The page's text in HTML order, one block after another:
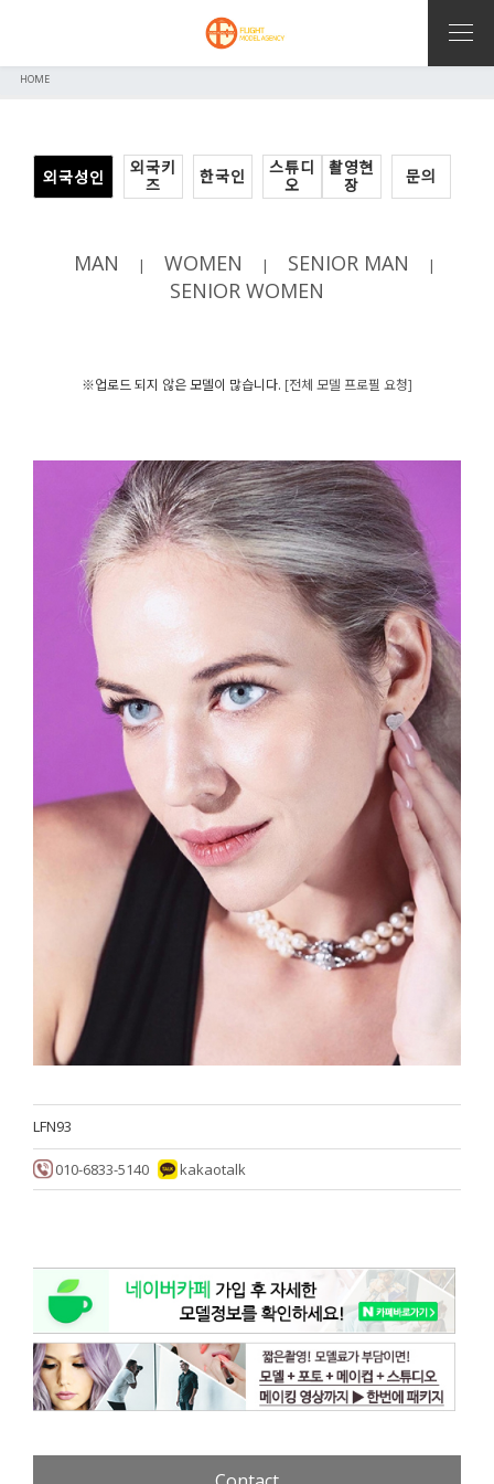
HOME
외국성인
외국키
즈
한국인
스튜디
오
촬영현
장
문의
MAN | WOMEN | SENIOR MAN |
SENIOR WOMEN
※업로드 되지 않은 모델이 많습니다. [전체 모델 프로필 요청]
LFN93
010-6833-5140 kakaotalk